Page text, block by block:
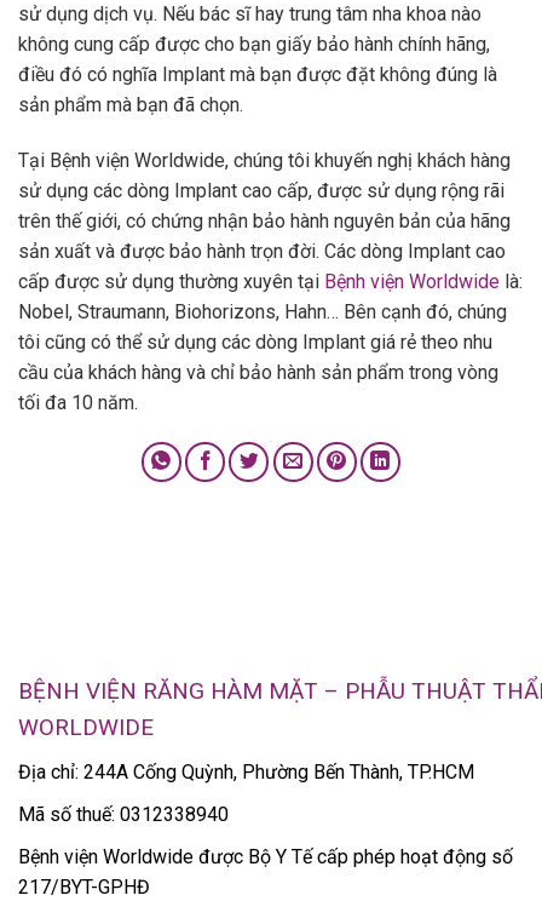
sử dụng dịch vụ. Nếu bác sĩ hay trung tâm nha khoa nào
không cung cấp được cho bạn giấy bảo hành chính hãng,
điều đó có nghĩa Implant mà bạn được đặt không đúng là
sản phẩm mà bạn đã chọn.
Tại Bệnh viện Worldwide, chúng tôi khuyến nghị khách hàng
sử dụng các dòng Implant cao cấp, được sử dụng rộng rãi
trên thế giới, có chứng nhận bảo hành nguyên bản của hãng
sản xuất và được bảo hành trọn đời. Các dòng Implant cao
cấp được sử dụng thường xuyên tại Bệnh viện Worldwide là:
Nobel, Straumann, Biohorizons, Hahn… Bên cạnh đó, chúng
tôi cũng có thể sử dụng các dòng Implant giá rẻ theo nhu
cầu của khách hàng và chỉ bảo hành sản phẩm trong vòng
tối đa 10 năm.
BỆNH VIỆN RĂNG HÀM MẶT – PHẪU THUẬT
WORLDWIDE
Địa chỉ: 244A Cống Quỳnh, Phường Bến Thành, TP.HCM
Mã số thuế: 0312338940
Bệnh viện Worldwide được Bộ Y Tế cấp phép hoạt động số
217/BYT-GPHĐ